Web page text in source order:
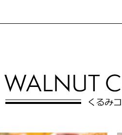
み入りトレイルミック
シナモン香るトレイルミックス♪
ヨーグルトにか...